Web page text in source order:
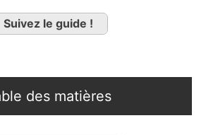
Suivez le guide !
des matières